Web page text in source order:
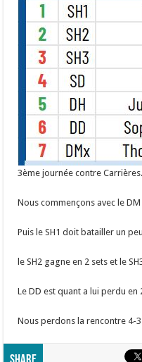
3ème journée contre Carrières.
Nous commençons avec le
Puis le SH1 doit batailler un
le SH2 gagne en 2 sets et le
Le DD est quant a lui perdu en
Nous perdons la rencontre 4-